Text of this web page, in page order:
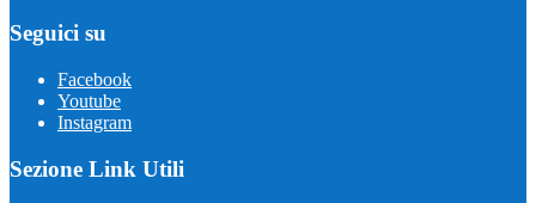
Seguici su
Facebook
Youtube
Instagram
Sezione Link Utili